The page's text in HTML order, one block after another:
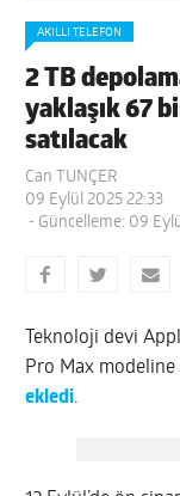
AKILLI TELEFON
2 TB
yaklaşık 67
satılacak
Can TUNÇER
09 Eylül 2025 22:33
- Güncelleme: 09
Teknoloji devi
Pro Max modeline
ekledi.